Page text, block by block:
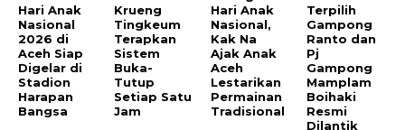
Hari Anak
Nasional
2026 di
Aceh Siap
Digelar di
Stadion
Harapan
Bangsa
Krueng
Tingkeum
Terapkan
Sistem
Buka-
Tutup
Setiap Satu
Jam
Hari Anak
Nasional,
Kak Na
Ajak Anak
Aceh
Lestarikan
Permainan
Tradisional
Terpilih
Gampong
Ranto dan
Pj
Gampong
Mamplam
Boihaki
Resmi
Dilantik